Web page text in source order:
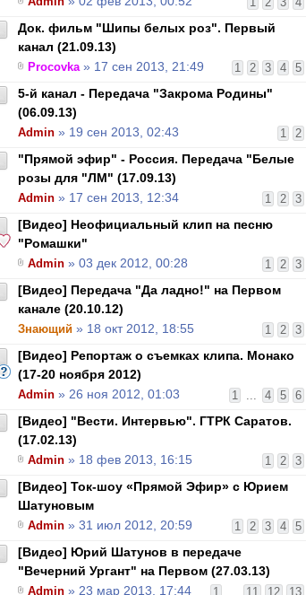
Док. фильм "Шипы белых роз". Первый
канал (21.09.13)
1 2 3 4 5
Procovka» 17 сен 2013, 21:49
5-й канал - Передача "Закрома Родины"
(06.09.13)
1 2
Admin » 19 сен 2013, 02:43
"Прямой эфир" - Россия. Передача "Белые
розы для "ЛМ" (17.09.13)
1 2 3
Admin » 17 сен 2013, 12:34
[Видео] Неофициальный клип на песню
"Ромашки"
1 2 3
Admin » 03 дек 2012, 00:28
[Видео] Передача "Да ладно!" на Первом
канале (20.10.12)
1 2 3
Знающий » 18 окт 2012, 18:55
[Видео] Репортаж о съемках клипа. Монако
(17-20 ноября 2012)
1 ... 4 5 6
Admin » 26 ноя 2012, 01:03
[Видео] "Вести. Интервью". ГТРК Саратов.
(17.02.13)
1 2 3
Admin » 18 фев 2013, 16:15
[Видео] Ток-шоу «Прямой Эфир» c Юрием
Шатуновым
1 2 3 4 5
Admin » 31 июл 2012, 20:59
[Видео] Юрий Шатунов в передаче
"Вечерний Ургант" на Первом (27.03.13)
1 11 12 13
Admin » 23 мар 2013, 17:44